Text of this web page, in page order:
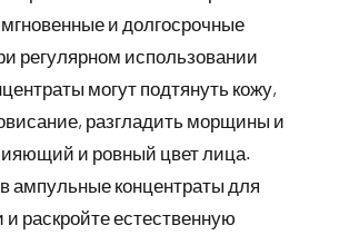
и долгосрочные
регулярном использовании
могут подтянуть кожу,
разгладить морщины и
и ровный цвет лица.
ампульные концентраты для
и раскройте естественную